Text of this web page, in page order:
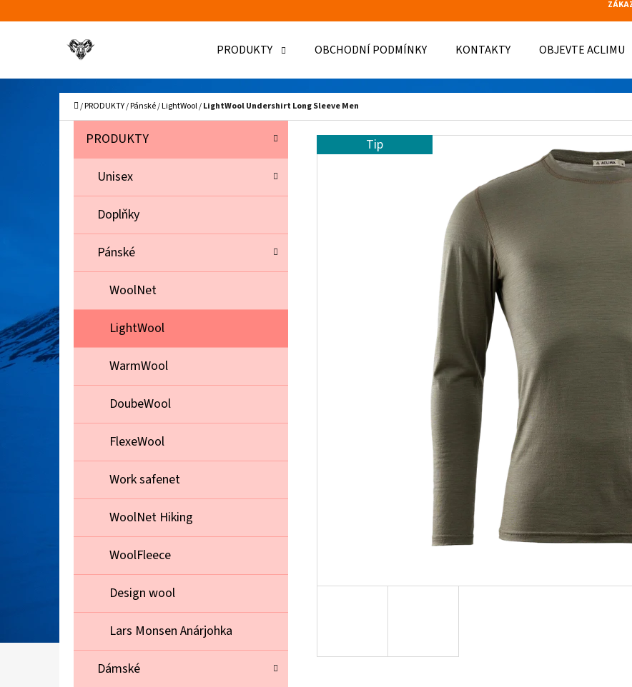
PRODUKTY OBCHODNÍ PODMÍNKY KONTAKTY OBJEVTE ACLIMU
Domů
/PRODUKTY/Pánské/LightWool/LightWool Undershirt Long Sleeve Men
Í
P
A
Přeskočit
kategorie
K
T
G
R
E
PRODUKTY
Unisex
Doplňky
Pánské
WoolNet
LightWool
WarmWool
DoubeWool
FlexeWool
Work safenet
WoolNet Hiking
WoolFleece
Design wool
Lars Monsen Anárjohka
Dámské
Tip
Í
obchodu
obchodu
CO POTŘEBUJETE NAJÍT?
HLEDAT
DOPORUČUJEME
PÁNSKÁ FUNKČNÍ MIKINA S KAPUCÍ
1 999 Kč
PÁNSKÉ SÍŤOVANÉ TRIKO S DLOUHÝM
RUKÁVEM WOOLNET CREW NECK MEN 101630
BOXERKY
Původně: